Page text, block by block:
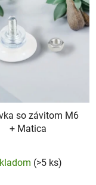
so závitom M6
+ Matica
(>5 ks)